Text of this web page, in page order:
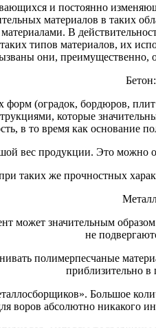
и постоянно
материалов в таких
В
типов материалов, их
они,
Бетон:
(оградок, бордюров,
которые
в то время как
вес продукции. Это можно
таких же прочностных
может значительным
не
полимерпесчаные
приблизительно в
Большое
воров абсолютно никакого